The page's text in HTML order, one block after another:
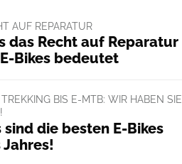
AUF REPARATUR
das Recht auf Reparatur
Bikes bedeutet
BIS E-MTB: WIR HABEN SIE
sind die besten E-Bikes
Jahres!